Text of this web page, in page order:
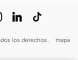
en la
en
los derechos .
mapa